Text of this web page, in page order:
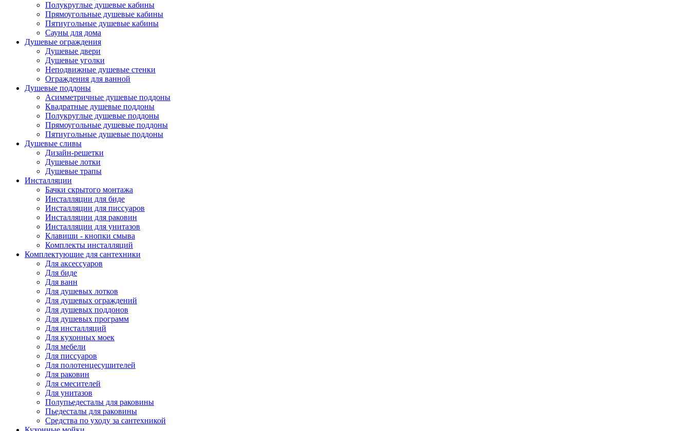
Полукруглые душевые кабины
Прямоугольные душевые кабины
Пятиугольные душевые кабины
Сауны для дома
Душевые ограждения
Душевые двери
Душевые уголки
Неподвижные душевые стенки
Ограждения для ванной
Душевые поддоны
Асимметричные душевые поддоны
Квадратные душевые поддоны
Полукруглые душевые поддоны
Прямоугольные душевые поддоны
Пятиугольные душевые поддоны
Душевые сливы
Дизайн-решетки
Душевые лотки
Душевые трапы
Инсталляции
Бачки скрытого монтажа
Инсталляции для биде
Инсталляции для писсуаров
Инсталляции для раковин
Инсталляции для унитазов
Клавиши - кнопки смыва
Комплекты инсталляций
Комплектующие для сантехники
Для аксессуаров
Для биде
Для ванн
Для душевых лотков
Для душевых ограждений
Для душевых поддонов
Для душевых программ
Для инсталляций
Для кухонных моек
Для мебели
Для писсуаров
Для полотенцесушителей
Для раковин
Для смесителей
Для унитазов
Полупьедесталы для раковины
Пьедесталы для раковины
Средства по уходу за сантехникой